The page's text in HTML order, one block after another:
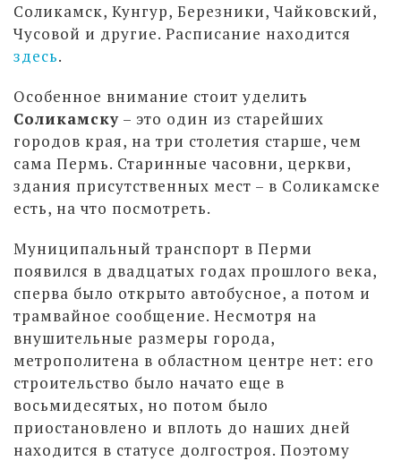
Соликамск, Кунгур, Березники, Чайковский,
Чусовой и другие. Расписание находится
здесь.
Особенное внимание стоит уделить
Соликамску – это один из старейших
городов края, на три столетия старше, чем
сама Пермь. Старинные часовни, церкви,
здания присутственных мест – в Соликамске
есть, на что посмотреть.
Муниципальный транспорт в Перми
появился в двадцатых годах прошлого века,
сперва было открыто автобусное, а потом и
трамвайное сообщение. Несмотря на
внушительные размеры города,
метрополитена в областном центре нет: его
строительство было начато еще в
восьмидесятых, но потом было
приостановлено и вплоть до наших дней
находится в статусе долгостроя. Поэтому